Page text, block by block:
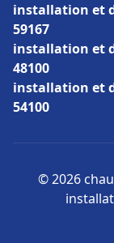
installation et
59167
installation et
48100
installation et
54100
© 2026